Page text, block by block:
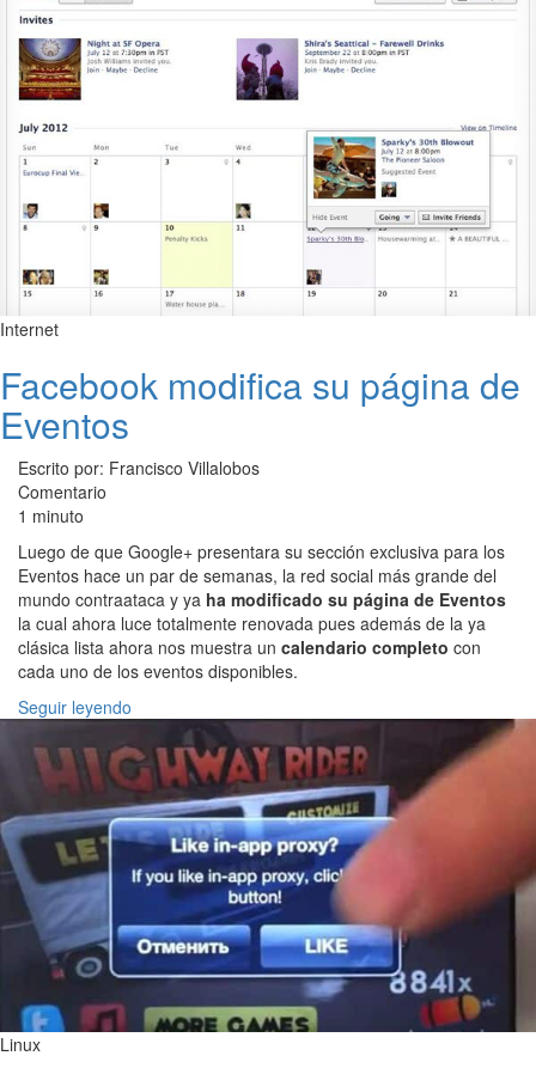
Internet
Facebook modifica su página de
Eventos
Escrito por: Francisco Villalobos
Comentario
1 minuto
Luego de que Google+ presentara su sección exclusiva para los
Eventos hace un par de semanas, la red social más grande del
mundo contraataca y ya ha modificado su página de Eventos
la cual ahora luce totalmente renovada pues además de la ya
clásica lista ahora nos muestra un calendario completo con
cada uno de los eventos disponibles.
Seguir leyendo
Linux